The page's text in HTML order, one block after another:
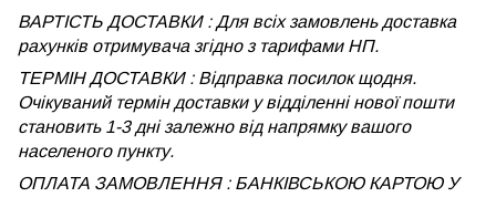
ВАРТІСТЬ ДОСТАВКИ : Для всіх замовлень доставка
рахунків отримувача згідно з тарифами НП.
ТЕРМІН ДОСТАВКИ : Відправка посилок щодня.
Очікуваний термін доставки у відділенні нової пошти
становить 1-3 дні залежно від напрямку вашого
населеного пункту.
ОПЛАТА ЗАМОВЛЕННЯ : БАНКІВСЬКОЮ КАРТОЮ У